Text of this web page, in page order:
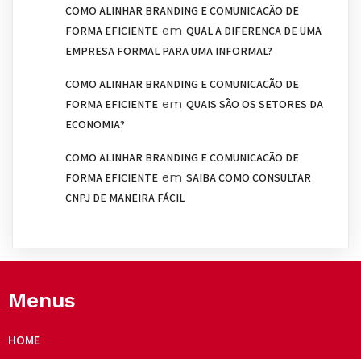
COMO ALINHAR BRANDING E COMUNICAÇÃO DE
FORMA EFICIENTE em QUAL A DIFERENÇA DE UMA
EMPRESA FORMAL PARA UMA INFORMAL?
COMO ALINHAR BRANDING E COMUNICAÇÃO DE
FORMA EFICIENTE em QUAIS SÃO OS SETORES DA
ECONOMIA?
COMO ALINHAR BRANDING E COMUNICAÇÃO DE
FORMA EFICIENTE em SAIBA COMO CONSULTAR
CNPJ DE MANEIRA FÁCIL
Menus
HOME